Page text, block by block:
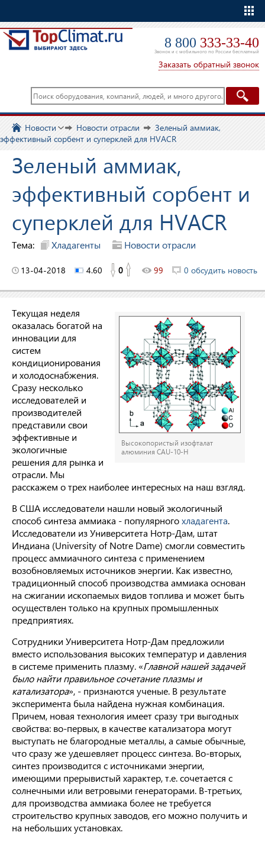
8 800 333-33-40
Звонок и с мобильного по России бесплатный
Заказать обратный звонок
Новости Новости отрасли
Зеленый аммиак,
эффективный сорбент и суперклей для HVACR
Зеленый аммиак,
эффективный сорбент и
суперклей для HVACR
Тема: Хладагенты Новости отрасли
13-04-2018 4.60 0 99 0 обсудить новость
Высокопористый изофталат
алюминия CAU-10-H
Текущая неделя
оказалась богатой на
инновации для
систем
кондиционирования
и холодоснабжения.
Сразу несколько
исследователей и
производителей
представили свои
эффективные и
экологичные
решения для рынка и
отрасли. Мы
расскажем о трех наиболее интересных на наш взгляд.
В США исследователи нашли новый экологичный
способ синтеза аммиака - популярногохладагента.
Исследователи из Университета Нотр-Дам, штат
Индиана (University of Notre Dame) смогли совместить
процесс аммиачного синтеза с применением
возобновляемых источников энергии. Как известно,
традиционный способ производства аммиака основан
на сжигании ископаемых видов топлива и может быть
осуществлен только на крупных промышленных
предприятиях.
Сотрудники Университета Нотр-Дам предложили
вместо использования высоких температур и давления
в системе применить плазму. «Главной нашей задачей
было найти правильное сочетание плазмы и
катализатора», - признаются ученые. В результате
эксперимента была найдена нужная комбинация.
Причем, новая технология имеет сразу три выгодных
свойства: во-первых, в качестве катализатора могут
выступать не благородные металлы, а самые обычные,
что сразу же удешевляет процесс синтеза. Во-вторых,
синтез производится с источниками энергии,
имеющими прерывистый характер, т.е. сочетается с
солнечными или ветровыми генераторами. В-третьих,
для производства аммиака более не требуется
строительство крупных заводов, его можно получить и
на небольших установках.